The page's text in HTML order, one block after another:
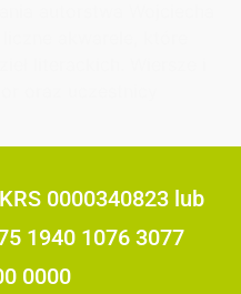
0000340823 lub
1940 1076 3077
0000